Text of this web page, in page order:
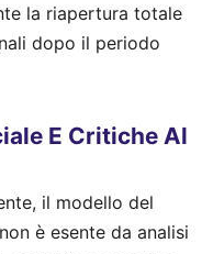
la riapertura totale
dopo il periodo
E Critiche Al
il modello del
è esente da analisi